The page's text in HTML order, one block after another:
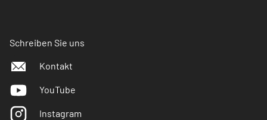
Schreiben Sie uns
Kontakt
YouTube
Instagram